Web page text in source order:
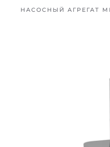
НАСОСНЫЙ АГРЕГАТ